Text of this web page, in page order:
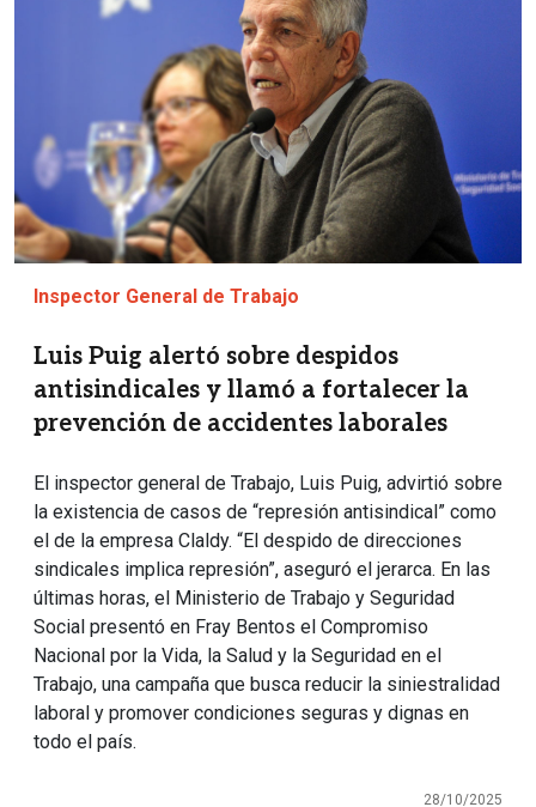
Inspector General de Trabajo
Luis Puig alertó sobre despidos
antisindicales y llamó a fortalecer la
prevención de accidentes laborales
El inspector general de Trabajo, Luis Puig, advirtió sobre
la existencia de casos de “represión antisindical” como
el de la empresa Claldy. “El despido de direcciones
sindicales implica represión”, aseguró el jerarca. En las
últimas horas, el Ministerio de Trabajo y Seguridad
Social presentó en Fray Bentos el Compromiso
Nacional por la Vida, la Salud y la Seguridad en el
Trabajo, una campaña que busca reducir la siniestralidad
laboral y promover condiciones seguras y dignas en
todo el país.
28/10/2025